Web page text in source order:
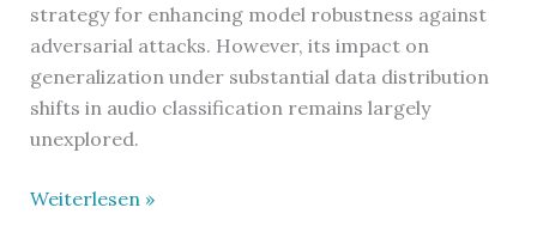
strategy for enhancing model robustness against
adversarial attacks. However, its impact on
generalization under substantial data distribution
shifts in audio classification remains largely
unexplored.
Neues
Weiterlesen »